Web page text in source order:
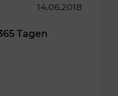
14.06.2018
Tagen